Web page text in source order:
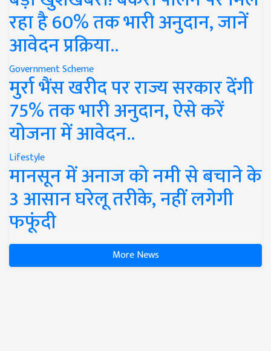
रहा है 60% तक भारी अनुदान, जानें
आवेदन प्रक्रिया..
Government Scheme
मुर्रा भैंस खरीद पर राज्य सरकार देंगी
75% तक भारी अनुदान, ऐसे करें
योजना में आवेदन..
Lifestyle
मानसून में अनाज को नमी से बचाने के
3 आसान घरेलू तरीके, नहीं लगेगी
फफूंदी
More News